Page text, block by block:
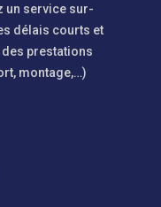
un service sur-
délais courts et
prestations
montage,…)